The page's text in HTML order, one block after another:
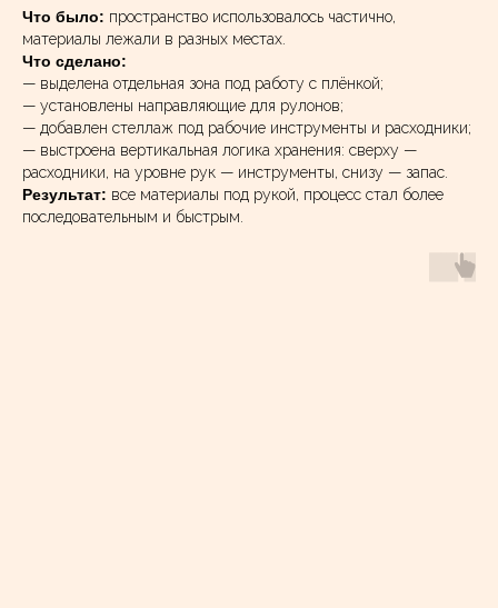
Что было: пространство использовалось частично,
материалы лежали в разных местах.
Что сделано:
— выделена отдельная зона под работу с плёнкой;
— установлены направляющие для рулонов;
— добавлен стеллаж под рабочие инструменты и расходники;
— выстроена вертикальная логика хранения: сверху —
расходники, на уровне рук — инструменты, снизу — запас.
Результат: все материалы под рукой, процесс стал более
последовательным и быстрым.